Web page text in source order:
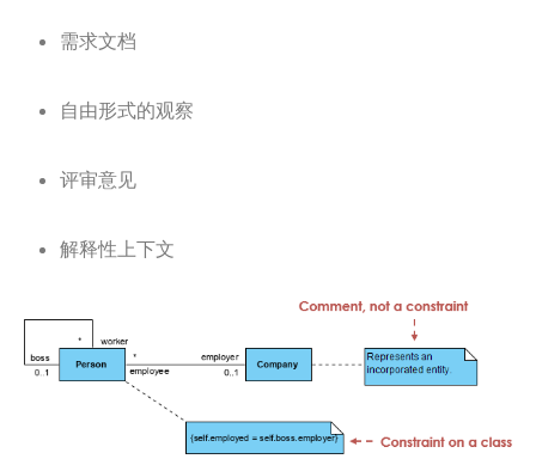
需求文档
自由形式的观察
评审意见
解释性上下文